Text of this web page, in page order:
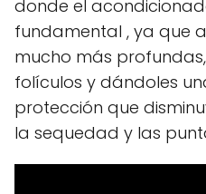
donde el
fundamental , ya que
mucho más
folículos y dándoles
protección que
la sequedad y las